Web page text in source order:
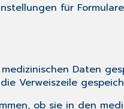
für Formulare
Daten
Verweiszeile
ob sie in den